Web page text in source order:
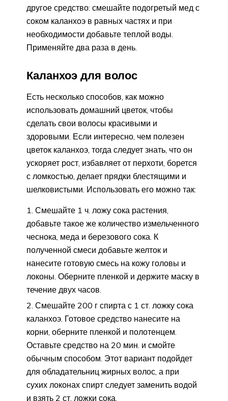
другое средство: смешайте подогретый мед с
соком каланхоэ в равных частях и при
необходимости добавьте теплой воды.
Применяйте два раза в день.
Каланхоэ для волос
Есть несколько способов, как можно
использовать домашний цветок, чтобы
сделать свои волосы красивыми и
здоровыми. Если интересно, чем полезен
цветок каланхоэ, тогда следует знать, что он
ускоряет рост, избавляет от перхоти, борется
с ломкостью, делает прядки блестящими и
шелковистыми. Использовать его можно так:
Смешайте 1 ч. ложу сока растения,
добавьте такое же количество измельченного
чеснока, меда и березового сока. К
полученной смеси добавьте желток и
нанесите готовую смесь на кожу головы и
локоны. Оберните пленкой и держите маску в
течение двух часов.
Смешайте 200 г спирта с 1 ст. ложку сока
каланхоэ. Готовое средство нанесите на
корни, оберните пленкой и полотенцем.
Оставьте средство на 20 мин. и смойте
обычным способом. Этот вариант подойдет
для обладательниц жирных волос, а при
сухих локонах спирт следует заменить водой
и взять 2 ст. ложки сока.